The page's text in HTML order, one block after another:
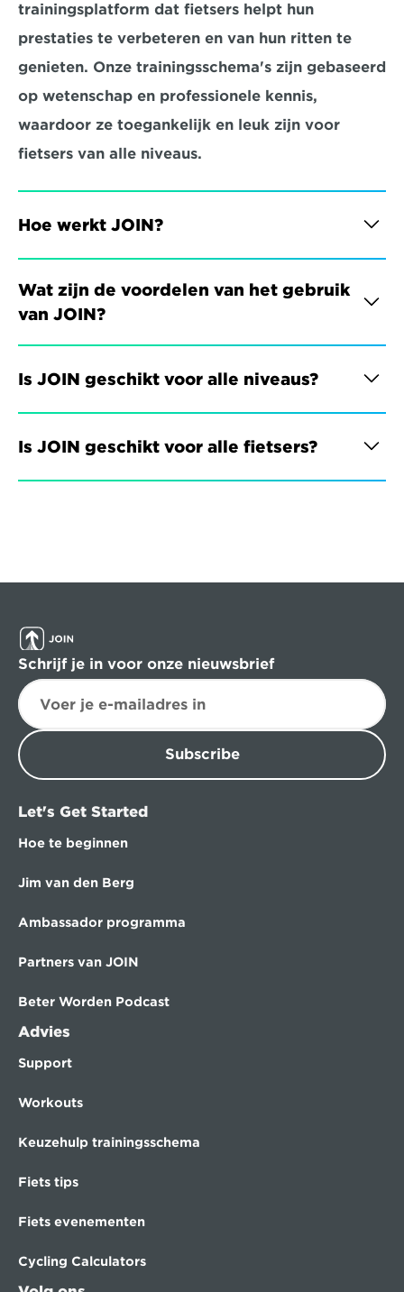
trainingsplatform dat fietsers helpt hun
prestaties te verbeteren en van hun ritten te
genieten. Onze trainingsschema's zijn gebaseerd
op wetenschap en professionele kennis,
waardoor ze toegankelijk en leuk zijn voor
fietsers van alle niveaus.
Hoe werkt JOIN?
Wat zijn de voordelen van het gebruik
van JOIN?
Is JOIN geschikt voor alle niveaus?
Is JOIN geschikt voor alle fietsers?
Schrijf je in voor onze nieuwsbrief
Subscribe
Let's Get Started
Hoe te beginnen
Jim van den Berg
Ambassador programma
Partners van JOIN
Beter Worden Podcast
Advies
Support
Workouts
Keuzehulp trainingsschema
Fiets tips
Fiets evenementen
Cycling Calculators